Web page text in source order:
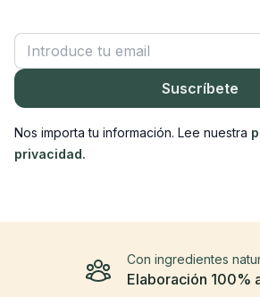
Correo electrónico
Suscríbete
Nos importa tu información. Lee nuestra
privacidad.
Elaboración 100%
Con ingredientes